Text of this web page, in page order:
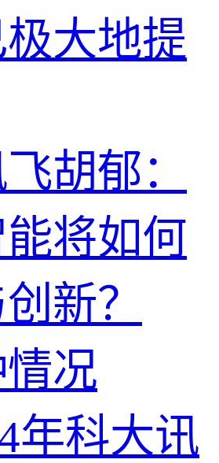
大地提
胡郁：
将如何
新？
况
年科大讯